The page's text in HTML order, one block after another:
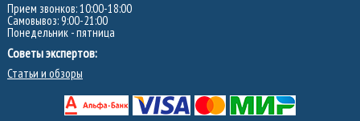
Прием звонков: 10:00-18:00
Самовывоз: 9:00-21:00
Понедельник - пятница
Советы экспертов:
Статьи и обзоры